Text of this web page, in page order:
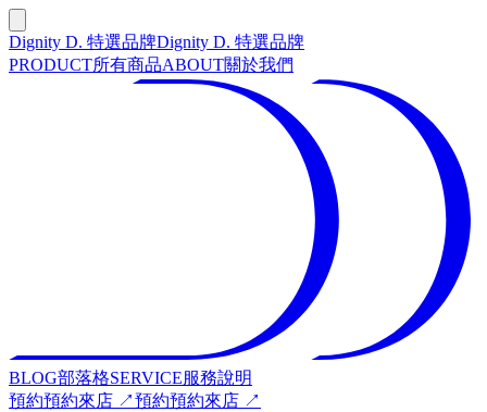
Dignity D. 特選品牌Dignity D. 特選品牌
PRODUCT所有商品ABOUT關於我們
BLOG部落格SERVICE服務說明
預約預約來店 ↗預約預約來店 ↗